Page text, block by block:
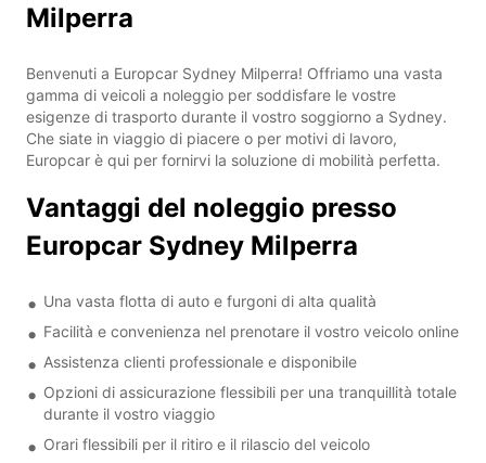
Milperra
Benvenuti a Europcar Sydney Milperra! Offriamo una vasta
gamma di veicoli a noleggio per soddisfare le vostre
esigenze di trasporto durante il vostro soggiorno a Sydney.
Che siate in viaggio di piacere o per motivi di lavoro,
Europcar è qui per fornirvi la soluzione di mobilità perfetta.
Vantaggi del noleggio presso
Europcar Sydney Milperra
Una vasta flotta di auto e furgoni di alta qualità
Facilità e convenienza nel prenotare il vostro veicolo online
Assistenza clienti professionale e disponibile
Opzioni di assicurazione flessibili per una tranquillità totale
durante il vostro viaggio
Orari flessibili per il ritiro e il rilascio del veicolo